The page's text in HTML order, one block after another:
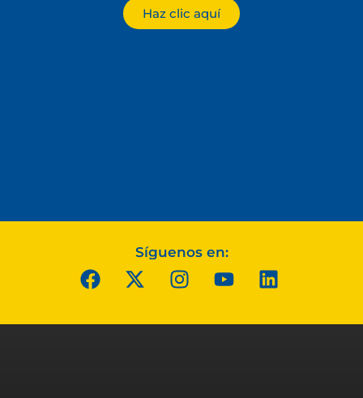
Haz clic aquí
Síguenos en: